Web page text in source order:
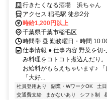
◎20代～30代活躍
行きたくなる酒場 浜ちゃん
アクセス 稲毛駅 徒歩2分
時給1,200円以上
千葉県千葉市稲毛区
時間帯 昼 勤務曜日・時間
仕事情報 ● 仕事内容 野菜を切
み料理をコトコト煮込んだり
お給料がもらえちゃいます♪
「大好...
社員登用あり 副業・WワークOK 土
交通費支給
まかないあり シフト制